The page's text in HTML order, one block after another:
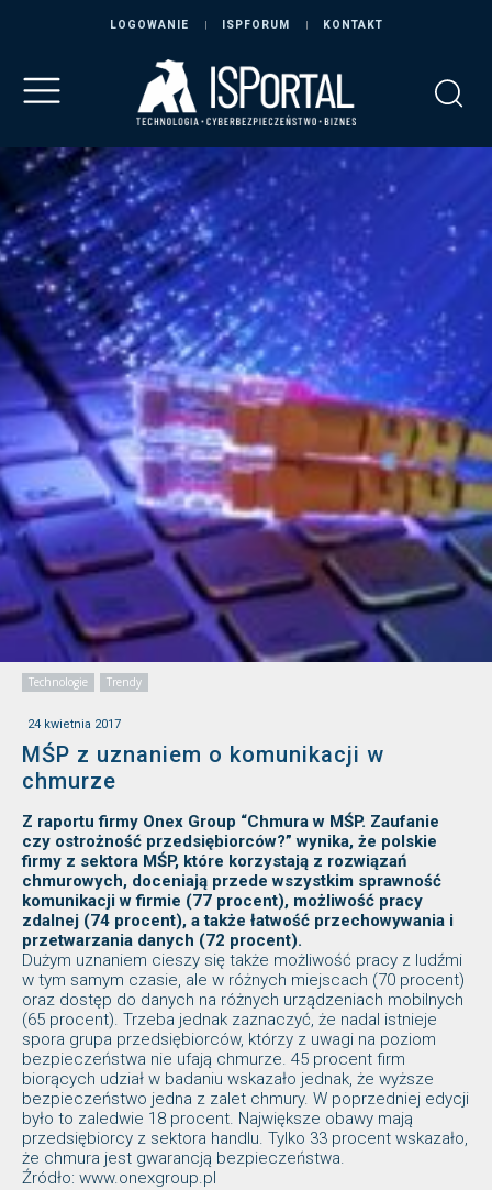
LOGOWANIE ISPFORUM KONTAKT
Technologie Trendy
24 kwietnia 2017
MŚP z uznaniem o komunikacji w
chmurze
Z raportu firmy Onex Group “Chmura w MŚP. Zaufanie
czy ostrożność przedsiębiorców?” wynika, że polskie
firmy z sektora MŚP, które korzystają z rozwiązań
chmurowych, doceniają przede wszystkim sprawność
komunikacji w firmie (77 procent), możliwość pracy
zdalnej (74 procent), a także łatwość przechowywania i
przetwarzania danych (72 procent).
Dużym uznaniem cieszy się także możliwość pracy z ludźmi
w tym samym czasie, ale w różnych miejscach (70 procent)
oraz dostęp do danych na różnych urządzeniach mobilnych
(65 procent). Trzeba jednak zaznaczyć, że nadal istnieje
spora grupa przedsiębiorców, którzy z uwagi na poziom
bezpieczeństwa nie ufają chmurze. 45 procent firm
biorących udział w badaniu wskazało jednak, że wyższe
bezpieczeństwo jedna z zalet chmury. W poprzedniej edycji
było to zaledwie 18 procent. Największe obawy mają
przedsiębiorcy z sektora handlu. Tylko 33 procent wskazało,
że chmura jest gwarancją bezpieczeństwa.
Źródło: www.onexgroup.pl